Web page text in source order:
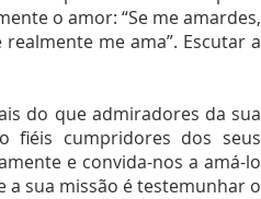
o amor: “Se me amardes,
me ama”. Escutar a
do que admiradores da sua
fiéis cumpridores dos seus
e convida-nos a amá-lo
a sua missão é testemunhar o